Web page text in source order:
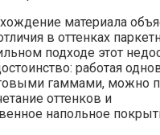
материала
в оттенках
подходе этот
работая
гаммами, можно
оттенков и
напольное